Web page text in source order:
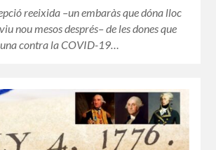
reeixida –un embaràs que dóna lloc
nou mesos després– de les dones que
contra la COVID-19…